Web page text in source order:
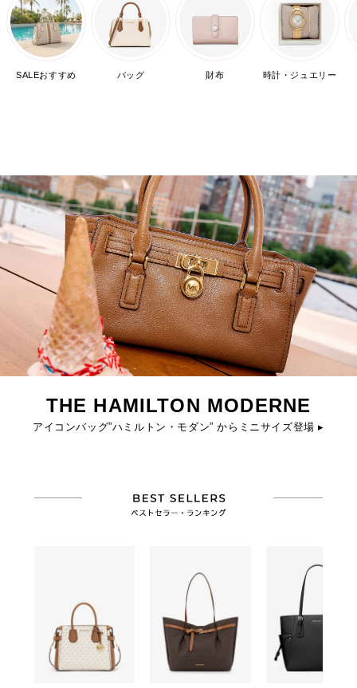
SALEおすすめ バッグ 財布 時計・ジュエリー
THE HAMILTON MODERNE
アイコンバッグ”ハミルトン・モダン” からミニサイズ登場 ▸